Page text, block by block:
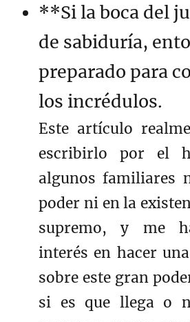
**Si la boca del
de sabiduría,
preparado para
los incrédulos.
Este artículo
escribirlo por el
algunos familiares
poder ni en la
supremo, y me
interés en hacer
sobre este gran
si es que llega o